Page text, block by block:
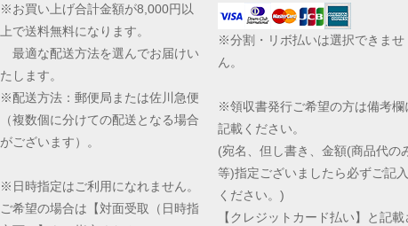
※お買い上げ合計金額が8,000円以
上で送料無料になります。
最適な配送方法を選んでお届けい
たします。
※配送方法：郵便局または佐川急便
（複数個に分けての配送となる場合
がございます）。
※日時指定はご利用になれません。
ご希望の場合は【対面受取（日時指
※分割・リボ払いは選択できませ
ん。
※領収書発行ご希望の方は備考欄
記載ください。
(宛名、但し書き、金額(商品代の
等)指定ございましたら必ずご記入
ください。)
【クレジットカード払い】と記載